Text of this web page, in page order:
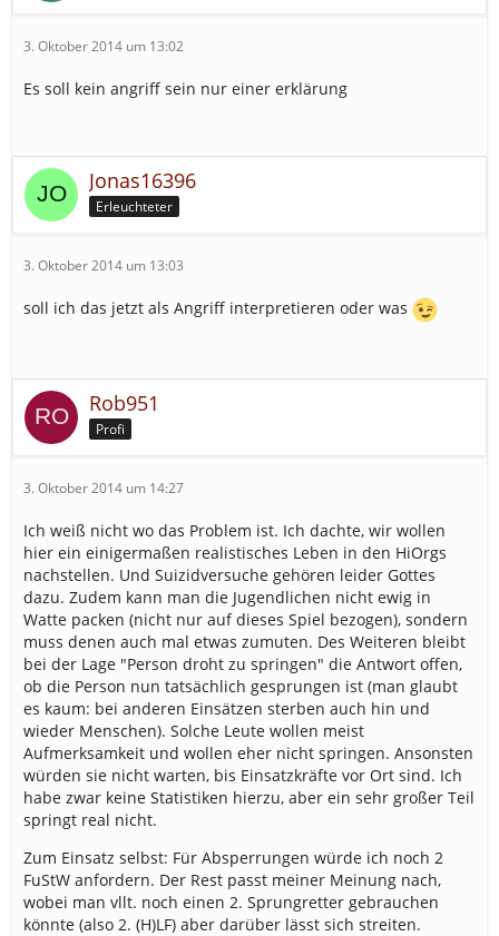
3. Oktober 2014 um 13:02
Es soll kein angriff sein nur einer erklärung
Jonas16396
Erleuchteter
3. Oktober 2014 um 13:03
soll ich das jetzt als Angriff interpretieren oder was
Rob951
Profi
3. Oktober 2014 um 14:27
Ich weiß nicht wo das Problem ist. Ich dachte, wir wollen
hier ein einigermaßen realistisches Leben in den HiOrgs
nachstellen. Und Suizidversuche gehören leider Gottes
dazu. Zudem kann man die Jugendlichen nicht ewig in
Watte packen (nicht nur auf dieses Spiel bezogen), sondern
muss denen auch mal etwas zumuten. Des Weiteren bleibt
bei der Lage "Person droht zu springen" die Antwort offen,
ob die Person nun tatsächlich gesprungen ist (man glaubt
es kaum: bei anderen Einsätzen sterben auch hin und
wieder Menschen). Solche Leute wollen meist
Aufmerksamkeit und wollen eher nicht springen. Ansonsten
würden sie nicht warten, bis Einsatzkräfte vor Ort sind. Ich
habe zwar keine Statistiken hierzu, aber ein sehr großer Teil
springt real nicht.
Zum Einsatz selbst: Für Absperrungen würde ich noch 2
FuStW anfordern. Der Rest passt meiner Meinung nach,
wobei man vllt. noch einen 2. Sprungretter gebrauchen
könnte (also 2. (H)LF) aber darüber lässt sich streiten.